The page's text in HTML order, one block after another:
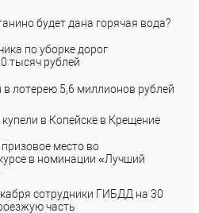
будет дана горячая вода?
по уборке дорог
тысяч рублей
лотерею 5,6 миллионов рублей
в Копейске в Крещение
место во
в номинации «Лучший
сотрудники ГИБДД на 30
часть